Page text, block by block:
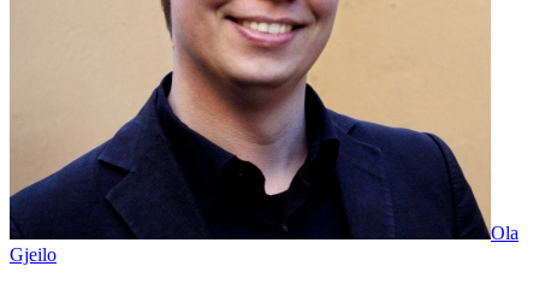
Ola
Gjeilo